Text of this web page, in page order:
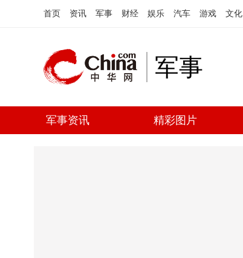
首页 资讯 军事 财经 娱乐 汽车 游戏 文化
军事
军事资讯 精彩图片